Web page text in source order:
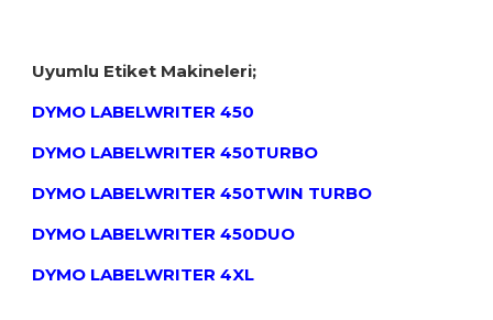
Uyumlu Etiket Makineleri;
DYMO LABELWRITER 450
DYMO LABELWRITER 450TURBO
DYMO LABELWRITER 450TWIN TURBO
DYMO LABELWRITER 450DUO
DYMO LABELWRITER 4XL